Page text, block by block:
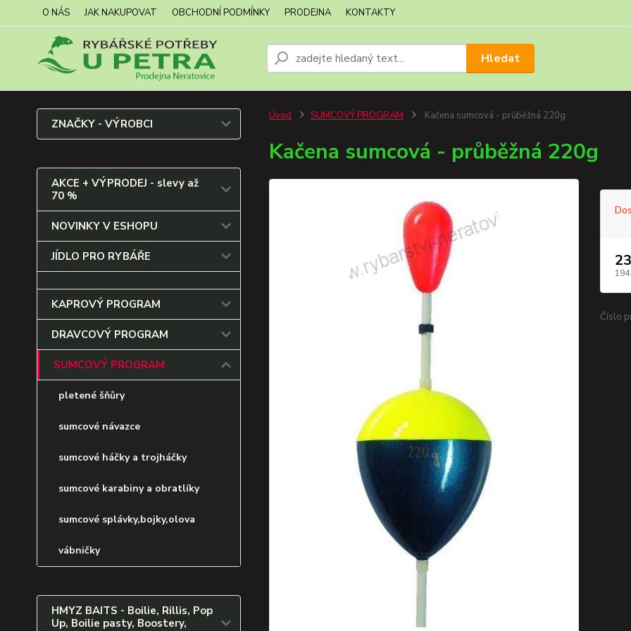
O NÁS JAK NAKUPOVAT OBCHODNÍ PODMÍNKY PRODEJNA KONTAKTY
Hledat
ZNAČKY - VÝROBCI
AKCE + VÝPRODEJ - slevy až
70 %
NOVINKY V ESHOPU
JÍDLO PRO RYBÁŘE
KAPROVÝ PROGRAM
DRAVCOVÝ PROGRAM
SUMCOVÝ PROGRAM
pletené šňůry
sumcové návazce
sumcové háčky a trojháčky
sumcové karabiny a obratlíky
sumcové splávky,bojky,olova
vábničky
HMYZ BAITS - Boilie, Rillis, Pop
Up, Boilie pasty, Boostery,
Úvod SUMCOVÝ PROGRAM Kačena sumcová - průběžná 220g
Kačena sumcová - průběžná 220g
194
Číslo